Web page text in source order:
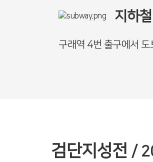
지하철
구래역 4번 출구에서
검단지성전 /